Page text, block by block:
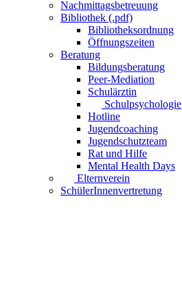
Nachmittagsbetreuung
Bibliothek (.pdf)
Bibliotheksordnung
Öffnungszeiten
Beratung
Bildungsberatung
Peer-Mediation
Schulärztin
Schulpsychologie
Hotline
Jugendcoaching
Jugendschutzteam
Rat und Hilfe
Mental Health Days
Elternverein
SchülerInnenvertretung